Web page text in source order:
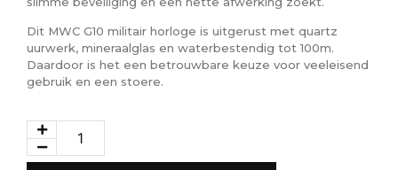
Dit MWC G10 militair horloge is uitgerust met quartz
uurwerk, mineraalglas en waterbestendig tot 100m.
Daardoor is het een betrouwbare keuze voor veeleisend
gebruik en een stoere.